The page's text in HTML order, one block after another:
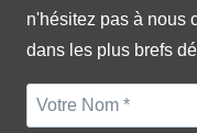
n'hésitez pas à nous
dans les plus brefs